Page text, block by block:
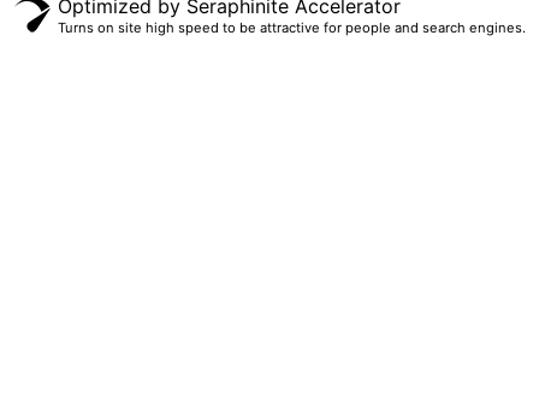
Optimized by Seraphinite Accelerator
Turns on site high speed to be attractive for people and search engines.